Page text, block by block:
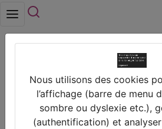
Prendre des notes
Nous utilisons des cookies
l’affichage (barre de menu
sombre ou dyslexie etc.),
(authentification) et